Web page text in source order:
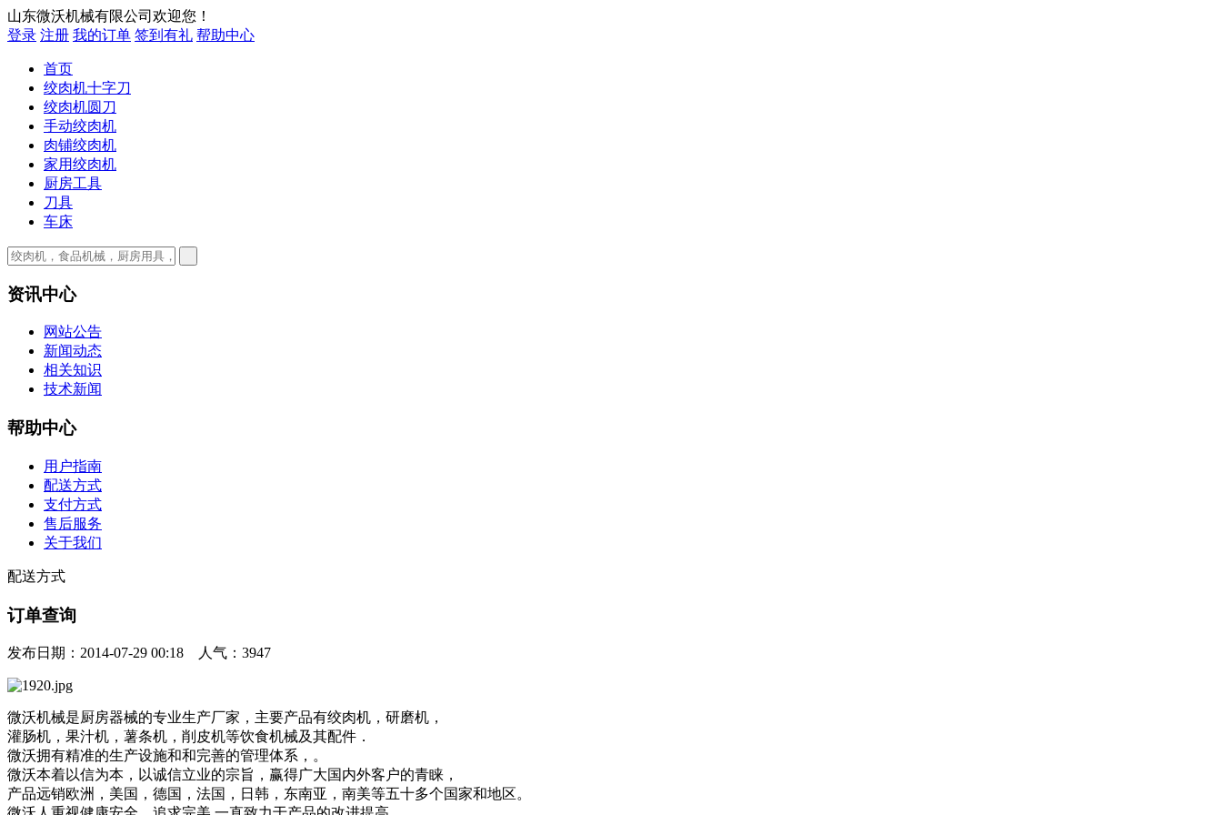
山东微沃机械有限公司欢迎您！
登录 注册 我的订单 签到有礼 帮助中心
首页
绞肉机十字刀
绞肉机圆刀
手动绞肉机
肉铺绞肉机
家用绞肉机
厨房工具
刀具
车床
资讯中心
网站公告
新闻动态
相关知识
技术新闻
帮助中心
用户指南
配送方式
支付方式
售后服务
关于我们
配送方式
订单查询
发布日期：2014-07-29 00:18 人气：3947
微沃机械是厨房器械的专业生产厂家，主要产品有绞肉机，研磨机，
灌肠机，果汁机，薯条机，削皮机等饮食机械及其配件．
微沃拥有精准的生产设施和和完善的管理体系，。
微沃本着以信为本，以诚信立业的宗旨，赢得广大国内外客户的青睐，
产品远销欧洲，美国，德国，法国，日韩，东南亚，南美等五十多个国家和地区。